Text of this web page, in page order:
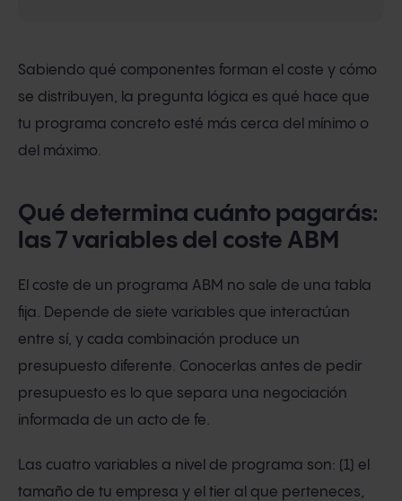
Sabiendo qué componentes forman el coste y cómo
se distribuyen, la pregunta lógica es qué hace que
tu programa concreto esté más cerca del mínimo o
del máximo.
Qué determina cuánto pagarás:
las 7 variables del coste ABM
El coste de un programa ABM no sale de una tabla
fija. Depende de siete variables que interactúan
entre sí, y cada combinación produce un
presupuesto diferente. Conocerlas antes de pedir
presupuesto es lo que separa una negociación
informada de un acto de fe.
Las cuatro variables a nivel de programa son: (1) el
tamaño de tu empresa y el tier al que perteneces,